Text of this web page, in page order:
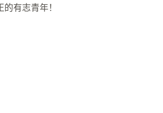
有志青年！